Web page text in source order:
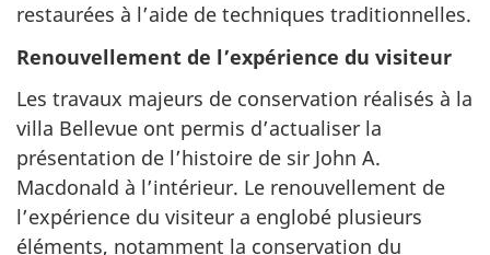
restaurées à l’aide de techniques traditionnelles.
Renouvellement de l’expérience du visiteur
Les travaux majeurs de conservation réalisés à la
villa Bellevue ont permis d’actualiser la
présentation de l’histoire de sir John A.
Macdonald à l’intérieur. Le renouvellement de
l’expérience du visiteur a englobé plusieurs
éléments, notamment la conservation du